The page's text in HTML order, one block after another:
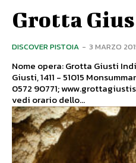
Grotta
DISCOVER PISTOIA - 3 MARZO
Nome opera: Grotta Giusti
Giusti, 1411 - 51015
0572 90771;
vedi orario dello...